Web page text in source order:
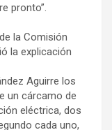
pronto”.
la Comisión
la explicación
Aguirre los
un cárcamo de
eléctrica, dos
cada uno,